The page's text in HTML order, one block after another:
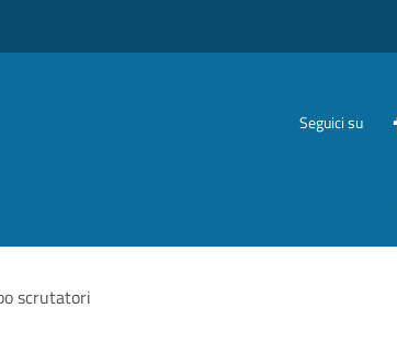
Seguici su
scrutatori